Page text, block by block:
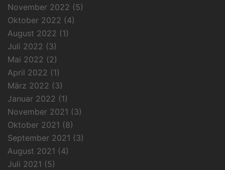
November 2022 (5)
Oktober 2022 (4)
August 2022 (1)
Juli 2022 (3)
Mai 2022 (2)
April 2022 (1)
März 2022 (3)
Januar 2022 (1)
November 2021 (3)
Oktober 2021 (8)
September 2021 (3)
August 2021 (4)
Juli 2021 (5)